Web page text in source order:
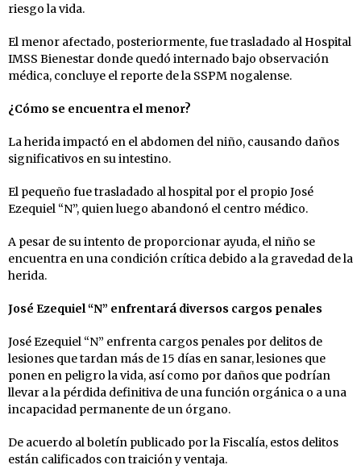
riesgo la vida.
El menor afectado, posteriormente, fue trasladado al Hospital
IMSS Bienestar donde quedó internado bajo observación
médica, concluye el reporte de la SSPM nogalense.
¿Cómo se encuentra el menor?
La herida impactó en el abdomen del niño, causando daños
significativos en su intestino.
El pequeño fue trasladado al hospital por el propio José
Ezequiel “N”, quien luego abandonó el centro médico.
A pesar de su intento de proporcionar ayuda, el niño se
encuentra en una condición crítica debido a la gravedad de la
herida.
José Ezequiel “N” enfrentará diversos cargos penales
José Ezequiel “N” enfrenta cargos penales por delitos de
lesiones que tardan más de 15 días en sanar, lesiones que
ponen en peligro la vida, así como por daños que podrían
llevar a la pérdida definitiva de una función orgánica o a una
incapacidad permanente de un órgano.
De acuerdo al boletín publicado por la Fiscalía, estos delitos
están calificados con traición y ventaja.